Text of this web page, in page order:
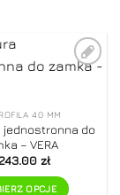
40 MM
jednostronna do
– VERA
zł
OPCJE